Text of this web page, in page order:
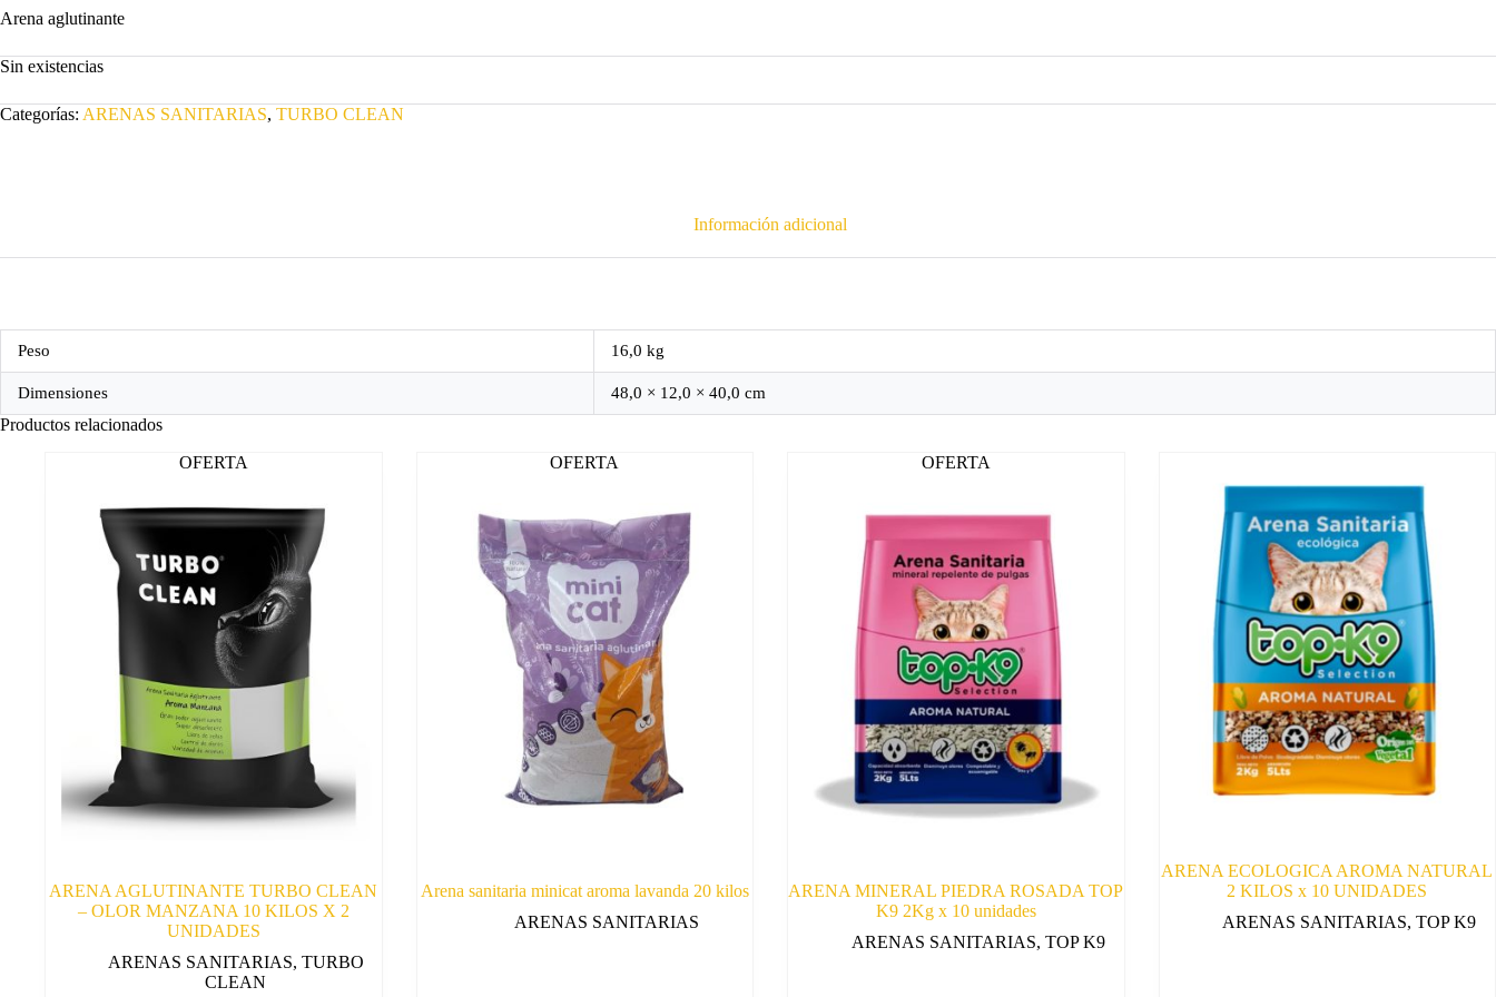
original
$30.000.
actual
$28.000.
Arena aglutinante
Sin existencias
Categorías: ARENAS SANITARIAS, TURBO CLEAN
Información adicional
Peso 16,0 kg
Dimensiones 48,0 × 12,0 × 40,0 cm
Productos relacionados
OFERTA
ARENA AGLUTINANTE TURBO CLEAN
– OLOR MANZANA 10 KILOS X 2
UNIDADES
ARENAS SANITARIAS, TURBO
CLEAN
OFERTA
Arena sanitaria minicat aroma lavanda 20 kilos
ARENAS SANITARIAS
OFERTA
ARENA MINERAL PIEDRA ROSADA TOP
K9 2Kg x 10 unidades
ARENAS SANITARIAS, TOP K9
ARENA ECOLOGICA AROMA NATURAL
2 KILOS x 10 UNIDADES
ARENAS SANITARIAS,TOP K9